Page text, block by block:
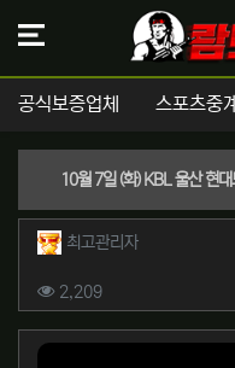
공식보증업체 스포츠중계
작성자 정보
최고관리자작성
컨텐츠 정보
2,209조회
본문